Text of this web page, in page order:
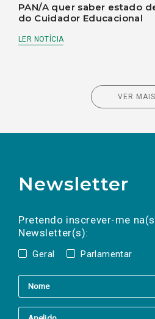
PAN/A quer saber estado
do Cuidador Educacional
LER NOTÍCIA
VER MAIS
Newsletter
Pretendo inscrever-me
Newsletter(s):
Geral Parlamentar
a(s) newsletter(s).
mail